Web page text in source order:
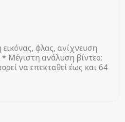
φλας, ανίχνευση
Μέγιστη ανάλυση βίντεο:
να επεκταθεί έως και 64